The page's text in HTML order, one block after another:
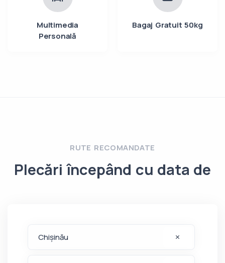
Multimedia
Personală
Bagaj Gratuit 50kg
RUTE RECOMANDATE
Plecări începând cu data de